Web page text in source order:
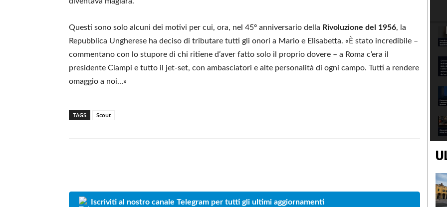
Questi sono solo alcuni dei motivi per cui, ora, nel 45º anniversario della Rivoluzione del 1956, la
Repubblica Ungherese ha deciso di tributare tutti gli onori a Mario e Elisabetta. «È stato incredibile –
commentano con lo stupore di chi ritiene d’aver fatto solo il proprio dovere – a Roma c’era il
presidente Ciampi e tutto il jet-set, con ambasciatori e alte personalità di ogni campo. Tutti a rendere
omaggio a noi…»
TAGS Scout
Iscriviti al nostro canale Telegram per tutti gli ultimi aggiornamenti